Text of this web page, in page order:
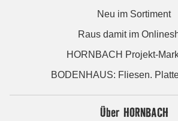
Neu im Sortiment
Raus damit im
HORNBACH Projekt-
BODENHAUS: Fliesen.
Über HORNBACH